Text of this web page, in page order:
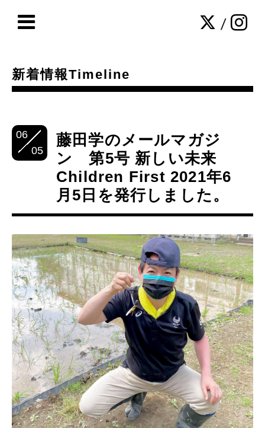
/
新着情報Timeline
06
05
藤田学のメールマガジ
ン 第5号 新しい未来
Children First 2021年6
月5日を発行しました。